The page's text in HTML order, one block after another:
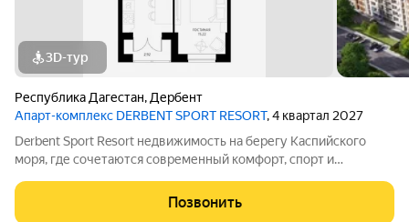
3D-тур
Республика Дагестан, Дербент
Апарт-комплекс DERBENT SPORT RESORT, 4 квартал 2027
Derbent Sport Resort недвижимость на берегу Каспийского
моря, где сочетаются современный комфорт, спорт и
учитывают все потребности современных
Позвонить